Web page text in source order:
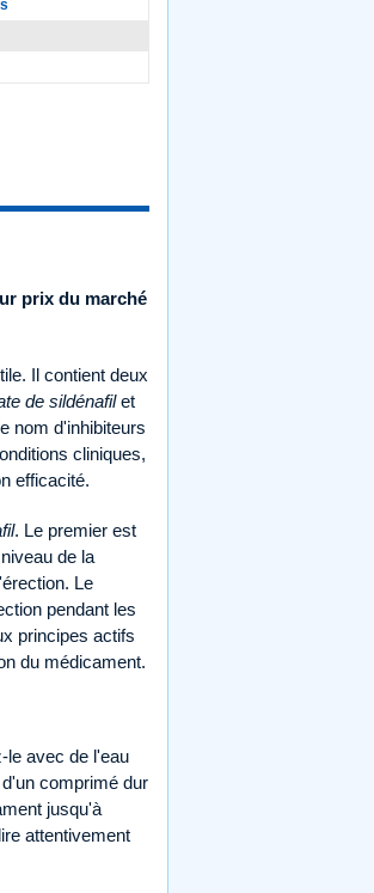
prix du marché
Il contient deux
de sildénafilet
nom d'inhibiteurs
cliniques,
efficacité.
. Le premier est
de la
Le
pendant les
principes actifs
du médicament.
le avec de l'eau
comprimé dur
jusqu'à
attentivement